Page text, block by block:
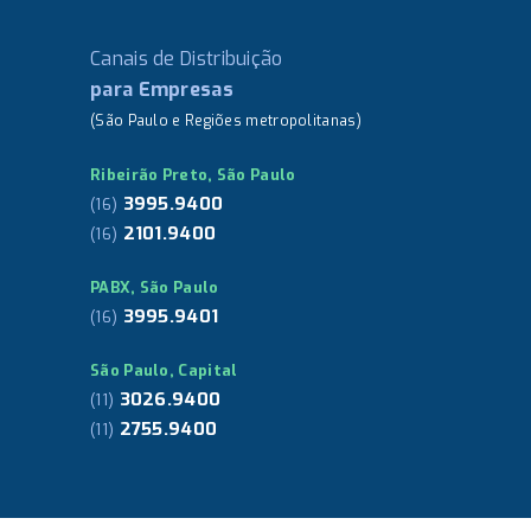
Canais de Distribuição
para Empresas
(São Paulo e Regiões metropolitanas)
Ribeirão Preto, São Paulo
(16) 3995.9400
(16) 2101.9400
PABX, São Paulo
(16) 3995.9401
São Paulo, Capital
(11) 3026.9400
(11) 2755.9400